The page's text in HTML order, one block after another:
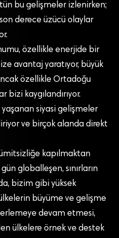
bu gelişmeler izlenirken;
derece üzücü olaylar
özellikle enerjide bir
avantaj yaratıyor, büyük
özellikle Ortadoğu
bizi kaygılandırıyor.
siyasi gelişmeler
ve birçok alanda direkt
kapılmaktan
globalleşen, sınırların
bizim gibi yüksek
büyüme ve gelişme
devam etmesi,
ülkelere örnek ve destek